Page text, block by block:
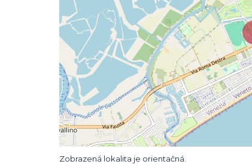
Zobrazená lokalita je orientačná.